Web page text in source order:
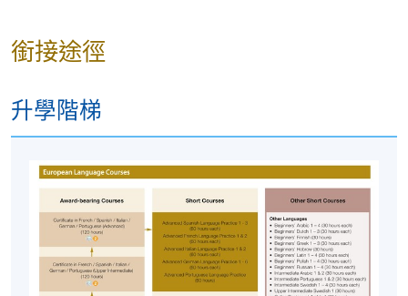
銜接途徑
升學階梯